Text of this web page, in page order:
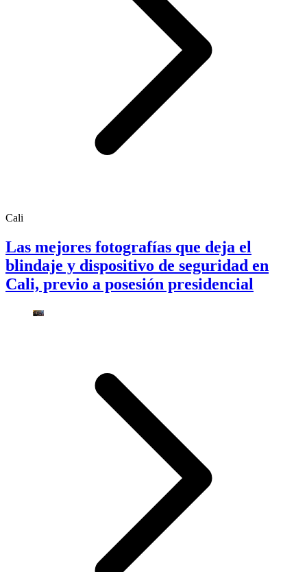
Cali
Las mejores fotografías que deja el
blindaje y dispositivo de seguridad en
Cali, previo a posesión presidencial